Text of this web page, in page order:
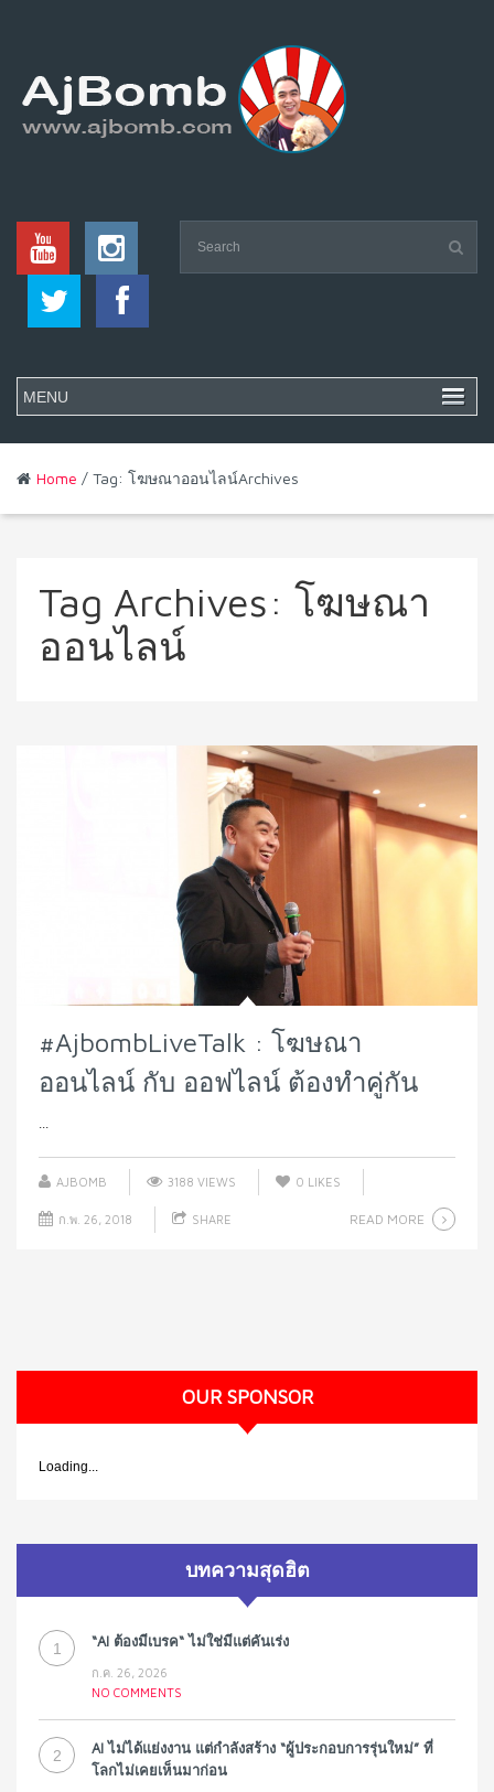
Home / Tag: โฆษณาออนไลน์Archives
Tag Archives: โฆษณา
ออนไลน์
#AjbombLiveTalk : โฆษณา
ออนไลน์ กับ ออฟไลน์ ต้องทำคู่กัน
AJBOMB 3188 VIEWS 0 LIKES
ก.พ. 26, 2018 SHARE READ MORE
OUR SPONSOR
Loading...
บทความสุดฮิต
1 “AI ต้องมีเบรค“ ไม่ใช่มีแต่คันเร่ง
ก.ค. 26, 2026
NO COMMENTS
2
AI ไม่ได้แย่งงาน แต่กำลังสร้าง “ผู้ประกอบการรุ่นใหม่” ที่
โลกไม่เคยเห็นมาก่อน